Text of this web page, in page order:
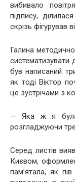
вибивало
підпису,
скрізь фігурував
Галина
систематизувати
був написаний
як тоді Віктор
це зустрічами з
— Яка ж я була
розгладжуючи
Серед листів
Києвом,
пам’ятала, як